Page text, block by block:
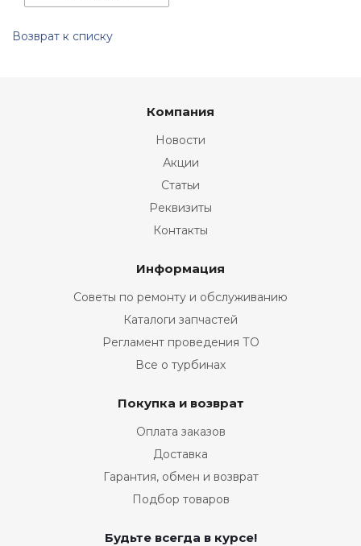
Возврат к списку
Компания
Новости
Акции
Статьи
Реквизиты
Контакты
Информация
Советы по ремонту и обслуживанию
Каталоги запчастей
Регламент проведения ТО
Все о турбинах
Покупка и возврат
Оплата заказов
Доставка
Гарантия, обмен и возврат
Подбор товаров
Будьте всегда в курсе!